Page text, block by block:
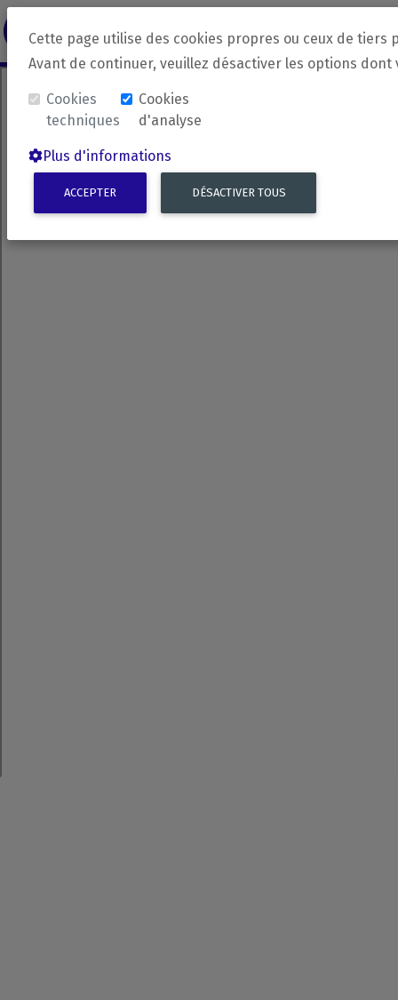
revirada Langue source Langue
Cette page utilise des cookies propres ou ceux de
Avant de continuer, veuillez désactiver les options dont
Cookies
techniques
Cookies
d'analyse
Plus d'informations
ACCEPTER DÉSACTIVER TOUS